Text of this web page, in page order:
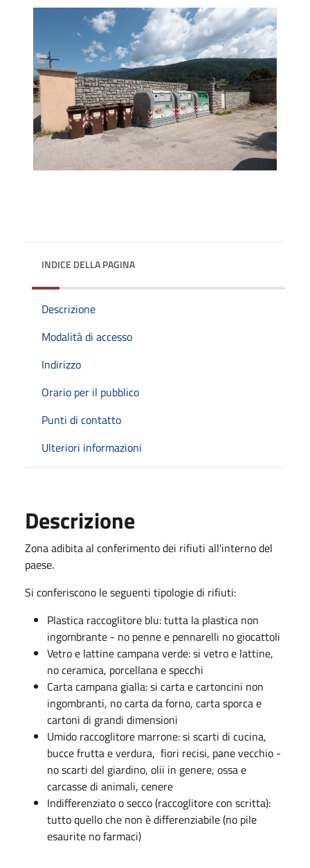
INDICE DELLA PAGINA
Descrizione
Modalità di accesso
Indirizzo
Orario per il pubblico
Punti di contatto
Ulteriori informazioni
Descrizione
Zona adibita al conferimento dei rifiuti all'interno del
paese.
Si conferiscono le seguenti tipologie di rifiuti:
Plastica raccoglitore blu: tutta la plastica non
ingombrante - no penne e pennarelli no giocattoli
Vetro e lattine campana verde: si vetro e lattine,
no ceramica, porcellana e specchi
Carta campana gialla: si carta e cartoncini non
ingombranti, no carta da forno, carta sporca e
cartoni di grandi dimensioni
Umido raccoglitore marrone: si scarti di cucina,
bucce frutta e verdura, fiori recisi, pane vecchio -
no scarti del giardino, olii in genere, ossa e
carcasse di animali, cenere
Indifferenziato o secco (raccoglitore con scritta):
tutto quello che non è differenziabile (no pile
esaurite no farmaci)